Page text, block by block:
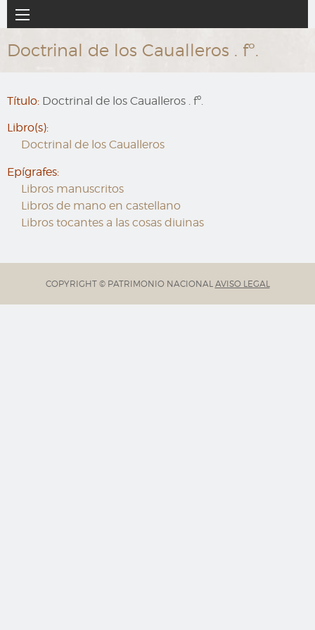
al
contenido
principal
Navegación
principal
Doctrinal de los Caualleros . fº.
Título: Doctrinal de los Caualleros . fº.
Libro(s):
Doctrinal de los Caualleros
Epígrafes:
Libros manuscritos
Libros de mano en castellano
Libros tocantes a las cosas diuinas
COPYRIGHT © PATRIMONIO NACIONAL AVISO LEGAL